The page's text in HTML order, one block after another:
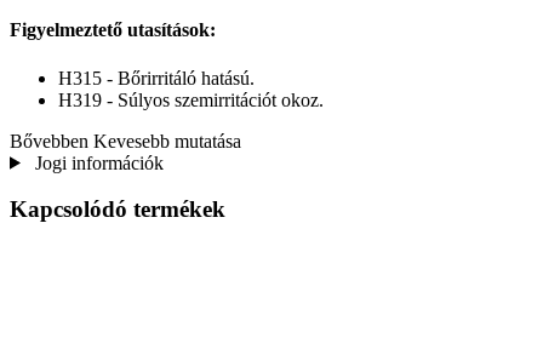
Figyelmeztető utasítások:
H315 - Bőrirritáló hatású.
H319 - Súlyos szemirritációt okoz.
Bővebben Kevesebb mutatása
Jogi információk
Kapcsolódó termékek